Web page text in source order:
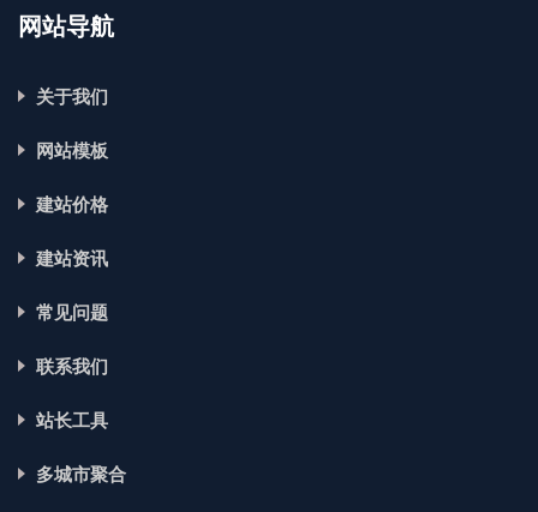
网站导航
关于我们
网站模板
建站价格
建站资讯
常见问题
联系我们
站长工具
多城市聚合